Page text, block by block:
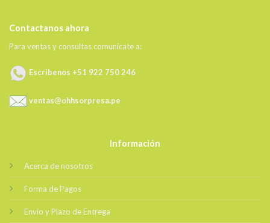
Contactanos ahora
Para ventas y consultas comunícate a:
Escribenos +51 922 750 246
ventas@ohhsorpresa.pe
Información
Acerca de nosotros
Forma de Pagos
Envio y Plazo de Entrega